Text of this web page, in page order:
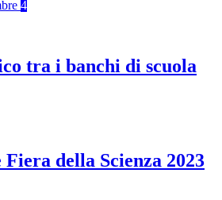
4
tra i banchi di scuola
della Scienza 2023